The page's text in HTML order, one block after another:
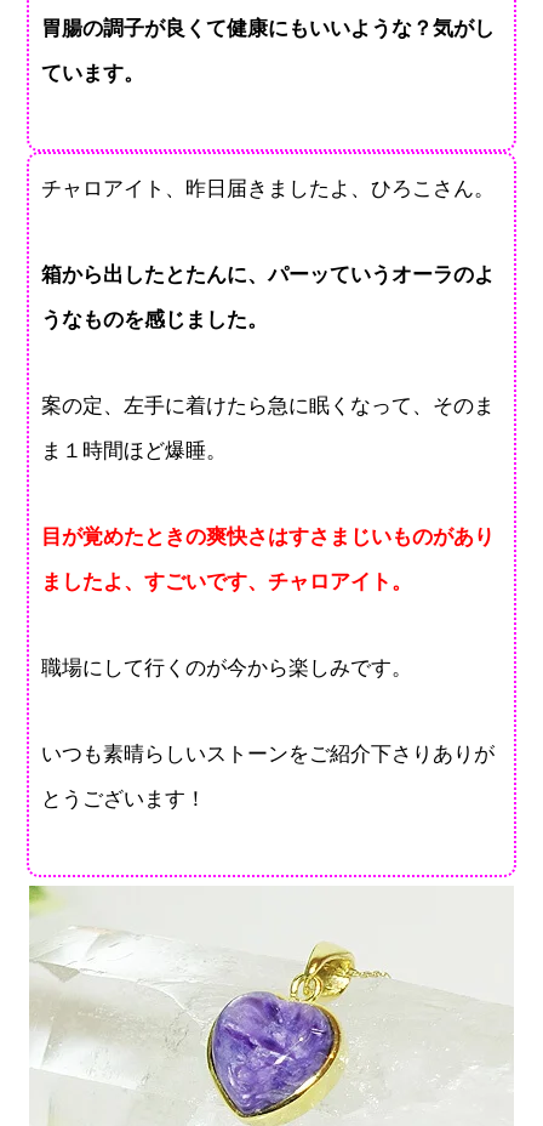
胃腸の調子が良くて健康にもいいような？気がし
ています。
チャロアイト、昨日届きましたよ、ひろこさん。
箱から出したとたんに、パーッていうオーラのよ
うなものを感じました。
案の定、左手に着けたら急に眠くなって、そのま
ま１時間ほど爆睡。
目が覚めたときの爽快さはすさまじいものがあり
ましたよ、すごいです、チャロアイト。
職場にして行くのが今から楽しみです。
いつも素晴らしいストーンをご紹介下さりありが
とうございます！